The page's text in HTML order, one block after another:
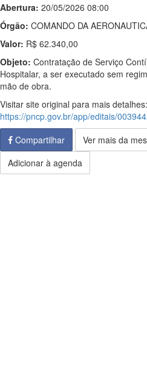
Abertura: 20/05/2026 08:00
Órgão: COMANDO DA
Valor: R$ 62.340,00
Objeto: Contratação de Serviço
Hospitalar, a ser executado sem
mão de obra.
Visitar site original para mais detalhes:
https://pncp.gov.br/app/editais/
Compartilhar
Ver mais da
Adicionar à agenda